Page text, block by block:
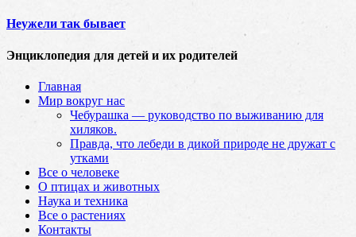
Неужели так бывает
Энциклопедия для детей и их родителей
Главная
Мир вокруг нас
Чебурашка — руководство по выживанию для
хиляков.
Правда, что лебеди в дикой природе не дружат с
утками
Все о человеке
О птицах и животных
Наука и техника
Все о растениях
Контакты